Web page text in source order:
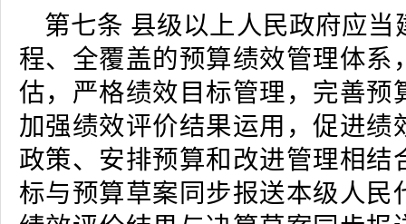
第七条 县级以上人民政府应当
程、全覆盖的预算绩效管理体系
估，严格绩效目标管理，完善预
加强绩效评价结果运用，促进绩
政策、安排预算和改进管理相结
标与预算草案同步报送本级人民